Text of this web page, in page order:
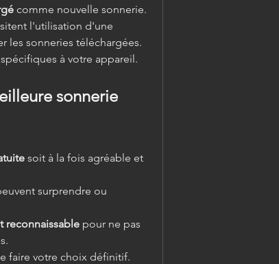
comme nouvelle sonnerie.
l'utilisation d'une
les sonneries téléchargées.
à votre appareil.
sonnerie
soit à la fois agréable et
surprendre ou
reconnaissable pour ne pas
faire votre choix définitif.